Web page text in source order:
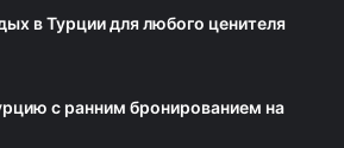
в Турции для любого ценителя
с ранним бронированием на